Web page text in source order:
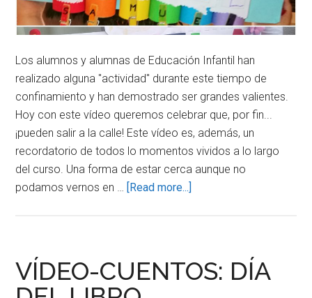
Los alumnos y alumnas de Educación Infantil han
realizado alguna "actividad" durante este tiempo de
confinamiento y han demostrado ser grandes valientes.
Hoy con este vídeo queremos celebrar que, por fin...
¡pueden salir a la calle! Este vídeo es, además, un
recordatorio de todos lo momentos vividos a lo largo
del curso. Una forma de estar cerca aunque no
podamos vernos en …
[Read more...]
VÍDEO-CUENTOS: DÍA